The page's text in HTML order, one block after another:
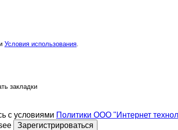
Условия использования.
закладки
с условиями Политики ООО "Интернет
Зарегистрироваться